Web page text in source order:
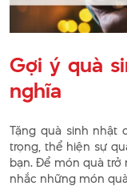
Gợi ý quà
nghĩa
Tặng quà sinh nhật
trọng, thể hiện sự
bạn. Để món quà trở
nhắc những món